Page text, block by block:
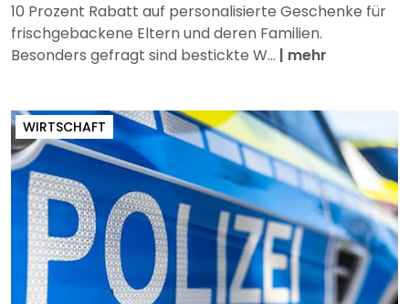
10 Prozent Rabatt auf personalisierte Geschenke für
frischgebackene Eltern und deren Familien.
Besonders gefragt sind bestickte W... | mehr
WIRTSCHAFT